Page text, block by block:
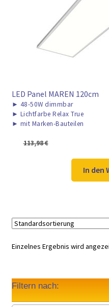
► VERSANDARTEN
LED Panel MAREN 120cm
► 48-50W dimmbar
► Lichtfarbe Relax True
► mit Marken-Bauteilen
113,98€
In den
Einzelnes Ergebnis wird
Filtern nach: